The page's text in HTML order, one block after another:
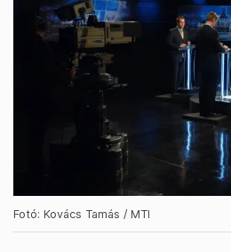
Fotó: Kovács Tamás / MTI